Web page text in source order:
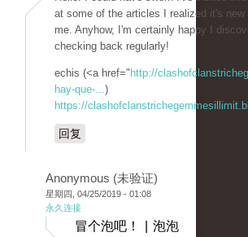
at some of the articles I realized it's new
me. Anyhow, I'm certainly happy I
checking back regularly!
echis (<a href=" http://
hay-que-...)
https://
回复
Anonymous (未验证)
星期四, 04/25/2019 - 01:08
永久连接
冒个泡吧！ | 泡泡